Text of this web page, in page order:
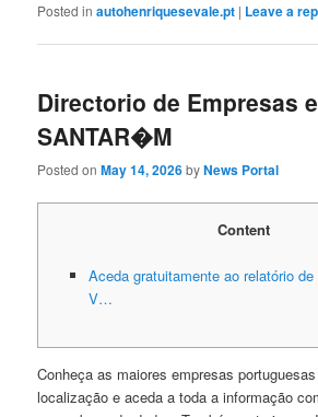
Posted in autohenriquesevale.pt | Leave a
Directorio de Empresas
SANTAR�M
Posted onMay 14, 2026byNews Portal
Content
Aceda gratuitamente ao relatório
V…
Conheça as maiores empresas
localização e aceda a toda a informação